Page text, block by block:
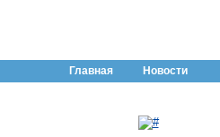
Главная Новости